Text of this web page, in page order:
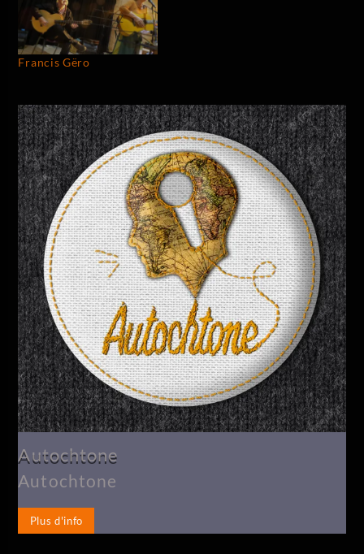
Francis Gëro
Autochtone
Autochtone
Plus d'info